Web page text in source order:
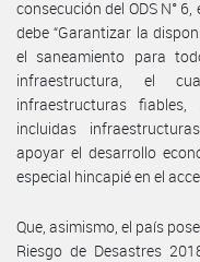
consecución del ODS N°
debe “Garantizar la
el saneamiento para
infraestructura, el
infraestructuras
incluidas
apoyar el desarrollo
especial hincapié en el
Que, asimismo, el país
Riesgo de Desastres